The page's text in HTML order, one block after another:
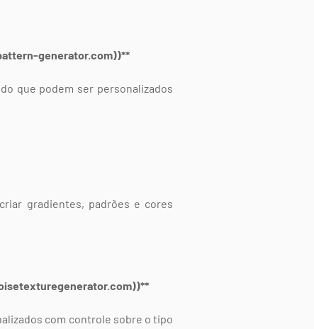
generator.com))**
que podem ser personalizados
gradientes, padrões e cores
com controle sobre o tipo